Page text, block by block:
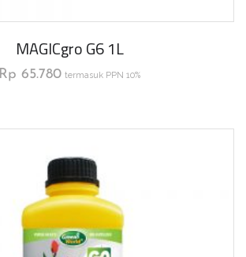
MAGICgro G6 1L
Rp 65.780 termasuk PPN 10%